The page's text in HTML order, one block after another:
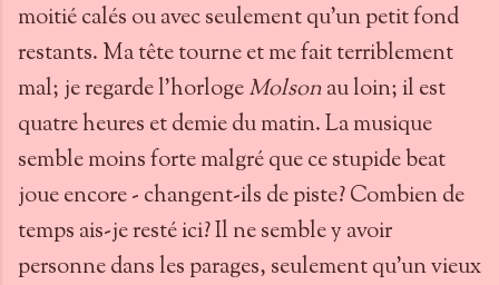
moitié calés ou avec seulement qu'un petit fond
restants. Ma tête tourne et me fait terriblement
mal; je regarde l'horlogeMolsonau loin; il est
quatre heures et demie du matin. La musique
semble moins forte malgré que ce stupide beat
joue encore - changent-ils de piste? Combien de
temps ais-je resté ici? Il ne semble y avoir
personne dans les parages, seulement qu'un vieux